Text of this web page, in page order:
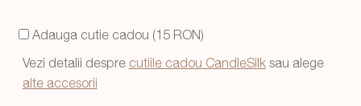
Adauga cutie cadou (15 RON)
Vezi detalii despre cutiile cadou CandleSilksau alege
alte accesorii